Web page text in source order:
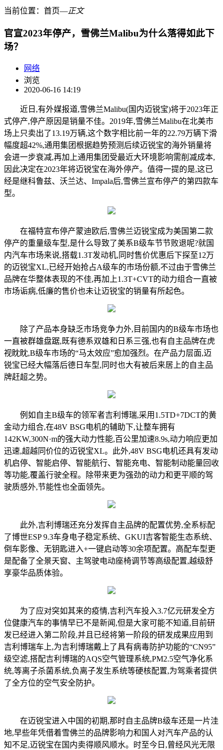
当前位置： 首页―正文
官宣2023年停产，雪佛兰Malibu为什么落得如此下
场？
网络
浏览
2020-06-16 14:19
近日,有外媒报道,雪佛兰Malibu(国内迈锐宝)将于2023年正
式停产,停产原因是销量不佳。2019年,雪佛兰Malibu在北美市
场上只卖出了13.19万辆,这个数字相比前一年的22.79万辆下滑
幅度超42%,通用集团根据趋势预测后续迈锐宝的海外销量将
会进一步衰减,再加上通用集团受最近大环境影响需削减成本,
因此决定在2023年将迈锐宝在海外停产。值得一提的是,这已
经是继科鲁兹、沃兰达、Impala后,雪佛兰宣布停产的第四款车
型。
在福特宣布停产蒙迪欧后,雪佛兰迈锐宝成为美国第二款
停产的重量级车型,是什么导致了美系B级车节节败退呢?就国
内汽车市场来说,搭载1.3T发动机,同时售价优惠后下探至12万
的迈锐宝XL,已经开始抢占A级车的市场份额,不过由于雪佛兰
品牌在华整体表现的不佳,再加上1.3T+CVT的动力组合一直被
市场诟病,低廉的售价也未让迈锐宝的销量有所起色。
除了产品本身缺乏市场竞争力外,目前国内的B级车市场也
一直被群雄盘踞,既有德系双雄和日系三强,也有自主品牌在虎
视眈眈,B级车市场的“马太效应”愈加强烈。在产品力层面,迈
锐宝已经大幅落后德日车型,同时也大有被后来居上的自主品
牌赶超之势。
例如自主B级车的领军者吉利博瑞,采用1.5TD+7DCT的黄
金动力组合,在48V BSG电机的辅助下,让整车拥有
142KW,300N·m的强大动力性能,百公里加速8.9s,动力响应更加
迅速,超越同价位的迈锐宝XL。此外,48V BSG电机还具有发动
机启停、智能启停、智能航行、智能充电、智能制动能量回收
等功能,覆盖行驶全程。除带来更为强劲的动力和更平顺的驾
驶质感外,节能性也全面领先。
此外,吉利博瑞还充分发挥自主品牌的配置优势,全系标配
了博世ESP 9.3车身电子稳定系统、GKUI吉客智能生态系统、
倒车影像、无钥匙进入+一键启动等30余项配置。高配车型更
是配备了全景天窗、主驾驶电动座椅调节等高级配置,越级舒
享豪华品质体验。
为了应对突如其来的疫情,吉利汽车投入3.7亿元研发全方
位健康汽车的事情早已不是新闻,但是大家可能不知道,目前研
发已经进入第二阶段,并且已经将第一阶段的研发成果应用到
吉利博瑞车上,为吉利博瑞戴上了具有病毒防护功能的“CN95”
级空滤,搭配吉利博瑞的AQS空气管理系统,PM2.5空气净化系
统,等离子杀菌系统,负离子发生系统等硬核配置,为驾乘者提供
了全方位的空气安全防护。
在迈锐宝进入中国的初期,那时自主品牌B级车还是一片洼
地,早些年凭借着雪佛兰的品牌影响力和国人对汽车产品的认
知不足,迈锐宝在国内卖得顺风顺水。时至今日,曾经风光无限